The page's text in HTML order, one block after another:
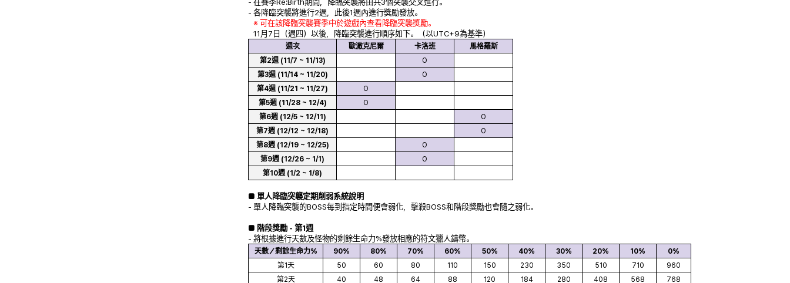
- 各降臨突襲將進行2週，此後1週內進行獎勵發放。
※ 可在該降臨突襲賽季中於遊戲內查看降臨突襲獎勵。
11月7日（週四）以後，降臨突襲進行順序如下。（以UTC+9為基準）
週次 歐澈克尼爾 卡洛班
馬格羅斯
第2週 (11/7 ~ 11/13)
O
第3週 (11/14 ~ 11/20)
O
第4週 (11/21 ~ 11/27)
O
第5週 (11/28 ~ 12/4)
O
第6週 (12/5 ~ 12/11)
O
第7週 (12/12 ~ 12/18)
O
第8週 (12/19 ~ 12/25)
O
第9週 (12/26 ~ 1/1)
O
第10週 (1/2 ~ 1/8)
■ 單人降臨突襲定期削弱系統說明
- 單人降臨突襲的BOSS每到指定時間便會弱化，擊殺BOSS和階段獎勵也會隨之弱化。
■ 階段獎勵 - 第1週
- 將根據進行天數及怪物的剩餘生命力%發放相應的符文獵人鑄幣。
天數／剩餘生命力% 90% 80% 70% 60% 50% 40% 30% 20% 10%
0%
第1天
50 60 80 110 150 230 350 510 710
960
第2天
40 48 64 88 120 184 280 408 568 768